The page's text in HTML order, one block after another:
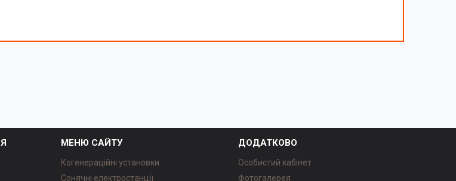
МЕНЮ САЙТУ
Когенераційні установки
Сонячні електростанції
ДОДАТКОВО
Особистий кабінет
Фотогалерея